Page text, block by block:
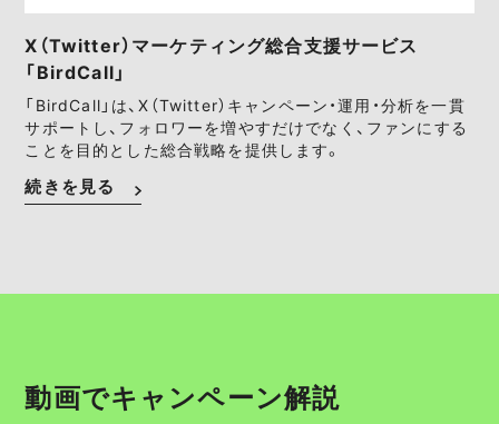
X（Twitter）マーケティング総合支援サービス
「BirdCall」
「BirdCall」は、X（Twitter）キャンペーン・運用・分析を一貫
サポートし、フォロワーを増やすだけでなく、ファンにする
ことを目的とした総合戦略を提供します。
続きを見る
動画でキャンペーン解説